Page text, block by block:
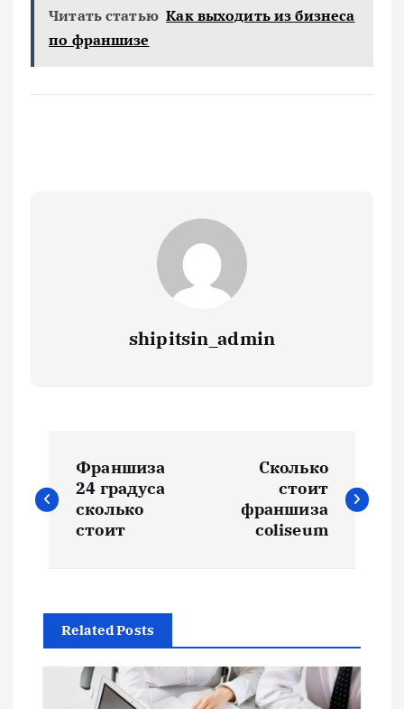
Читать статью Как выходить из бизнеса
по франшизе
shipitsin_admin
а
г
а
Франшиза
24 градуса
сколько
стоит
Сколько
стоит
франшиза
coliseum
Related Posts